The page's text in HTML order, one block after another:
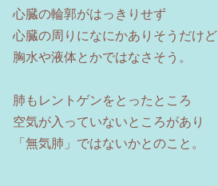
心臓の輪郭がはっきりせず
心臓の周りになにかありそうだけど
胸水や液体とかではなさそう。
肺もレントゲンをとったところ
空気が入っていないところがあり
「無気肺」ではないかとのこと。